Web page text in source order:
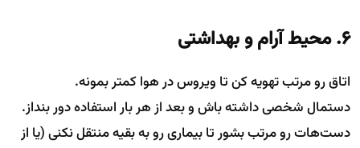
۶. محیط آرام و بهداشتی
اتاق رو مرتب تهویه کن تا ویروس در هوا کمتر بمونه.
دستمال شخصی داشته باش و بعد از هر بار استفاده دور بنداز.
دست‌هات رو مرتب بشور تا بیماری رو به بقیه منتقل نکنی (یا از